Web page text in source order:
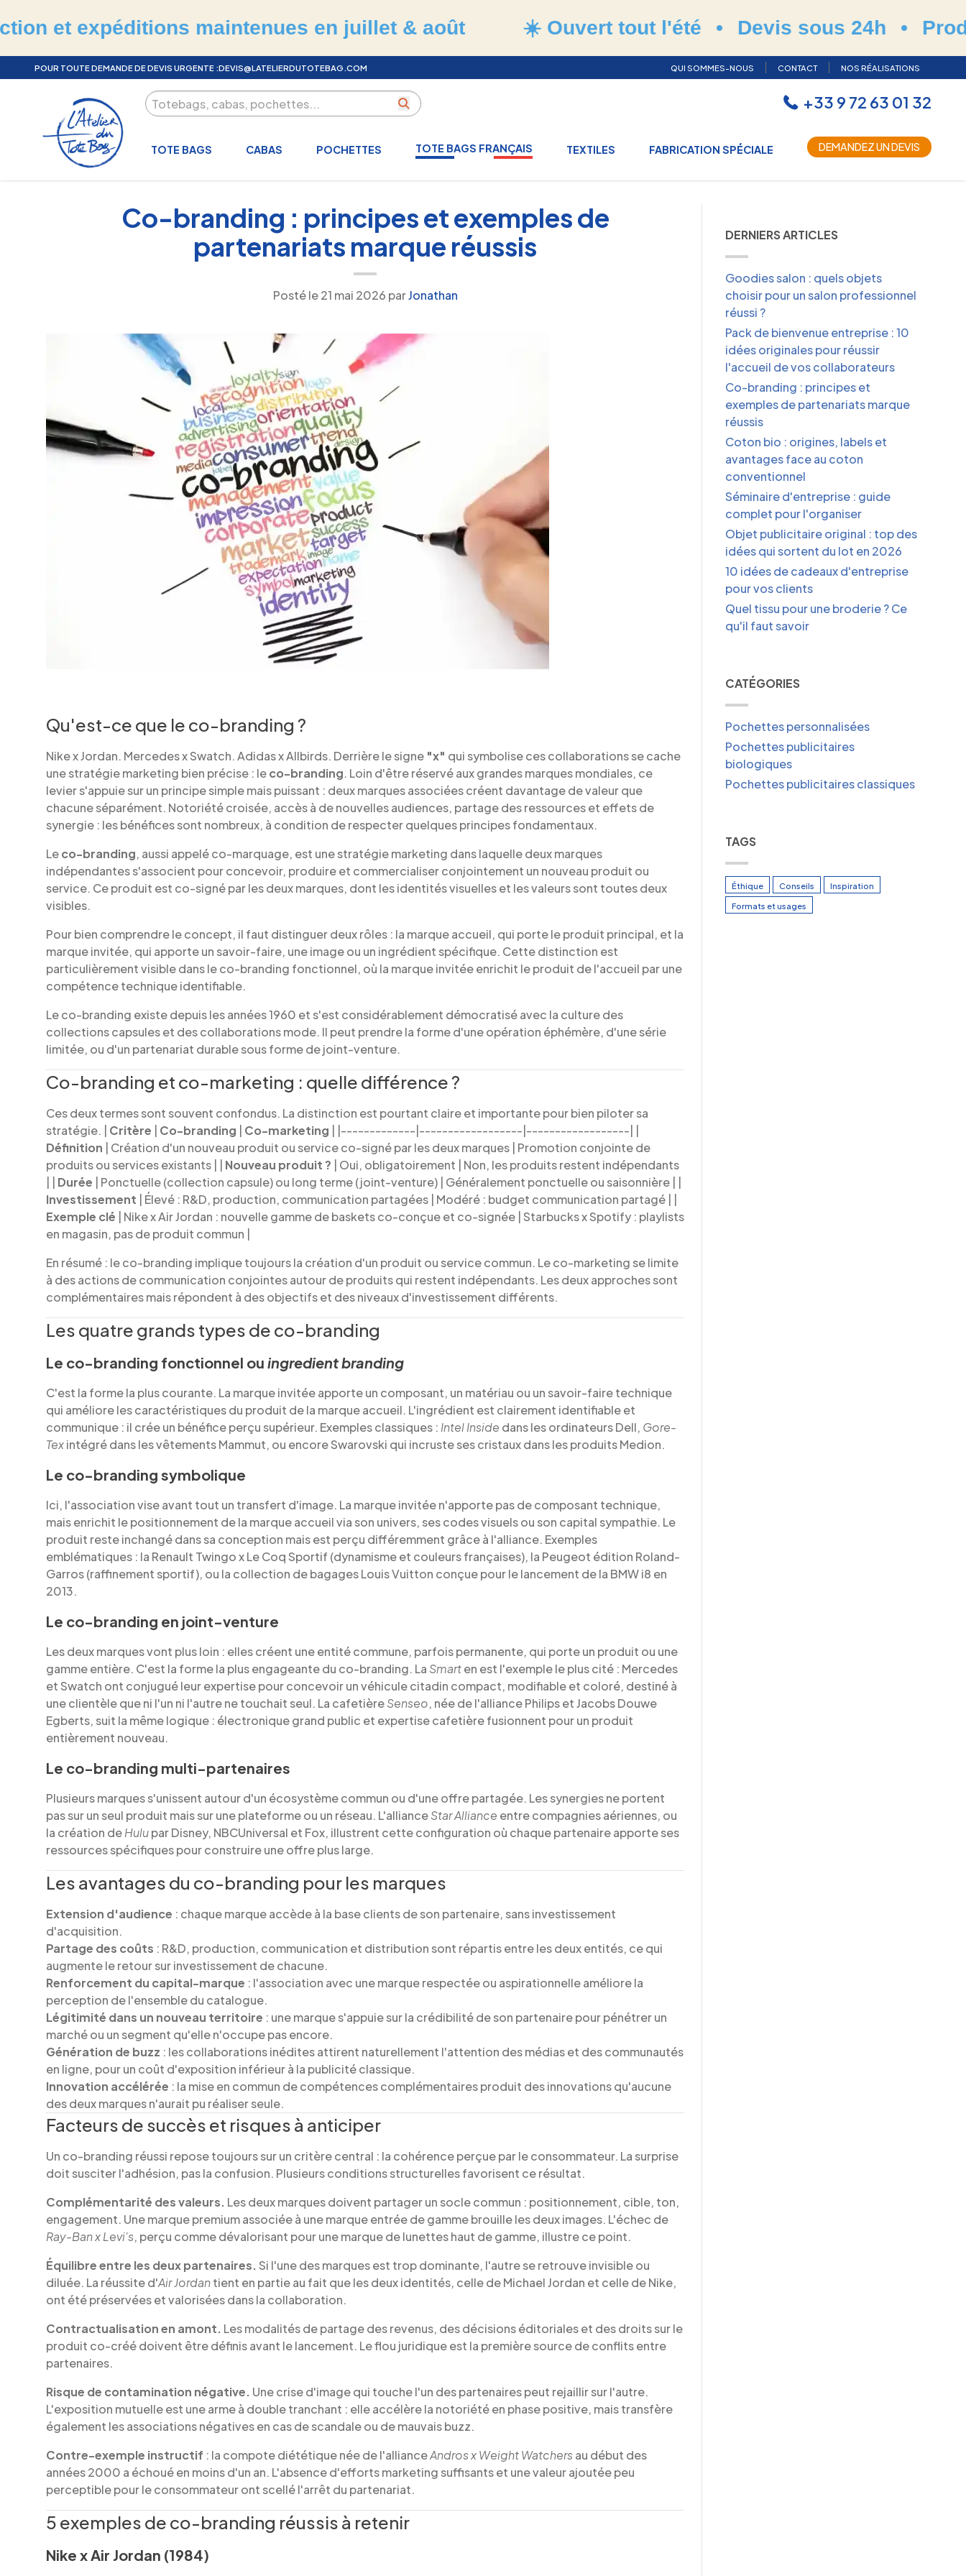
maintenues en juillet & août ☀️ Ouvert tout l'été • Devis sous 24h • Production et
POUR TOUTE DEMANDE DE DEVIS URGENTE :DEVIS@LATELIERDUTOTEBAG.COM QUI SOMMES-NOUS CONTACT NOS RÉALISATIONS
+33 9 72 63 01 32
TOTE BAGS CABAS POCHETTES TOTE BAGS FRANÇAIS TEXTILES FABRICATION SPÉCIALE DEMANDEZ UN DEVIS
Co-branding : principes et exemples de
partenariats marque réussis
Posté le 21 mai 2026 parJonathan
Qu'est-ce que le co-branding ?
Nike x Jordan. Mercedes x Swatch. Adidas x Allbirds. Derrière le signe "x" qui symbolise ces collaborations se cache
une stratégie marketing bien précise : leco-branding. Loin d'être réservé aux grandes marques mondiales, ce
levier s'appuie sur un principe simple mais puissant : deux marques associées créent davantage de valeur que
chacune séparément. Notoriété croisée, accès à de nouvelles audiences, partage des ressources et effets de
synergie : les bénéfices sont nombreux, à condition de respecter quelques principes fondamentaux.
Leco-branding, aussi appelé co-marquage, est une stratégie marketing dans laquelle deux marques
indépendantes s'associent pour concevoir, produire et commercialiser conjointement un nouveau produit ou
service. Ce produit est co-signé par les deux marques, dont les identités visuelles et les valeurs sont toutes deux
visibles.
Pour bien comprendre le concept, il faut distinguer deux rôles : la marque accueil, qui porte le produit principal, et la
marque invitée, qui apporte un savoir-faire, une image ou un ingrédient spécifique. Cette distinction est
particulièrement visible dans le co-branding fonctionnel, où la marque invitée enrichit le produit de l'accueil par une
compétence technique identifiable.
Le co-branding existe depuis les années 1960 et s'est considérablement démocratisé avec la culture des
collections capsules et des collaborations mode. Il peut prendre la forme d'une opération éphémère, d'une série
limitée, ou d'un partenariat durable sous forme de joint-venture.
Co-branding et co-marketing : quelle différence ?
Ces deux termes sont souvent confondus. La distinction est pourtant claire et importante pour bien piloter sa
stratégie. | Critère Co-branding Co-marketing | |-------------|------------------|------------------| |
Définition | Création d'un nouveau produit ou service co-signé par les deux marques | Promotion conjointe de
produits ou services existants | | Nouveau produit ? | Oui, obligatoirement | Non, les produits restent indépendants
Durée | Ponctuelle (collection capsule) ou long terme (joint-venture) | Généralement ponctuelle ou saisonnière | |
Investissement | Élevé : R&D, production, communication partagées | Modéré : budget communication partagé | |
Exemple clé | Nike x Air Jordan : nouvelle gamme de baskets co-conçue et co-signée | Starbucks x Spotify : playlists
en magasin, pas de produit commun |
En résumé : le co-branding implique toujours la création d'un produit ou service commun. Le co-marketing se limite
à des actions de communication conjointes autour de produits qui restent indépendants. Les deux approches sont
complémentaires mais répondent à des objectifs et des niveaux d'investissement différents.
Les quatre grands types de co-branding
Le co-branding fonctionnel ou ingredient branding
C'est la forme la plus courante. La marque invitée apporte un composant, un matériau ou un savoir-faire technique
qui améliore les caractéristiques du produit de la marque accueil. L'ingrédient est clairement identifiable et
communique : il crée un bénéfice perçu supérieur. Exemples classiques : Intel Inside dans les ordinateurs Dell, Gore-
Texintégré dans les vêtements Mammut, ou encore Swarovski qui incruste ses cristaux dans les produits Medion.
Le co-branding symbolique
Ici, l'association vise avant tout un transfert d'image. La marque invitée n'apporte pas de composant technique,
mais enrichit le positionnement de la marque accueil via son univers, ses codes visuels ou son capital sympathie. Le
produit reste inchangé dans sa conception mais est perçu différemment grâce à l'alliance. Exemples
emblématiques : la Renault Twingo x Le Coq Sportif (dynamisme et couleurs françaises), la Peugeot édition Roland-
Garros (raffinement sportif), ou la collection de bagages Louis Vuitton conçue pour le lancement de la BMW i8 en
2013.
Le co-branding en joint-venture
Les deux marques vont plus loin : elles créent une entité commune, parfois permanente, qui porte un produit ou une
gamme entière. C'est la forme la plus engageante du co-branding. La Smarten est l'exemple le plus cité : Mercedes
et Swatch ont conjugué leur expertise pour concevoir un véhicule citadin compact, modifiable et coloré, destiné à
une clientèle que ni l'un ni l'autre ne touchait seul. La cafetièreSenseo, née de l'alliance Philips et Jacobs Douwe
Egberts, suit la même logique : électronique grand public et expertise cafetière fusionnent pour un produit
entièrement nouveau.
Le co-branding multi-partenaires
Plusieurs marques s'unissent autour d'un écosystème commun ou d'une offre partagée. Les synergies ne portent
pas sur un seul produit mais sur une plateforme ou un réseau. L'allianceStar Alliance entre compagnies aériennes, ou
la création deHulupar Disney, NBCUniversal et Fox, illustrent cette configuration où chaque partenaire apporte ses
ressources spécifiques pour construire une offre plus large.
Les avantages du co-branding pour les marques
Extension d'audience : chaque marque accède à la base clients de son partenaire, sans investissement
d'acquisition.
Partage des coûts : R&D, production, communication et distribution sont répartis entre les deux entités, ce qui
augmente le retour sur investissement de chacune.
Renforcement du capital-marque : l'association avec une marque respectée ou aspirationnelle améliore la
perception de l'ensemble du catalogue.
Légitimité dans un nouveau territoire : une marque s'appuie sur la crédibilité de son partenaire pour pénétrer un
marché ou un segment qu'elle n'occupe pas encore.
Génération de buzz : les collaborations inédites attirent naturellement l'attention des médias et des communautés
en ligne, pour un coût d'exposition inférieur à la publicité classique.
Innovation accélérée : la mise en commun de compétences complémentaires produit des innovations qu'aucune
des deux marques n'aurait pu réaliser seule.
Facteurs de succès et risques à anticiper
Un co-branding réussi repose toujours sur un critère central : la cohérence perçue par le consommateur. La surprise
doit susciter l'adhésion, pas la confusion. Plusieurs conditions structurelles favorisent ce résultat.
Complémentarité des valeurs. Les deux marques doivent partager un socle commun : positionnement, cible, ton,
engagement. Une marque premium associée à une marque entrée de gamme brouille les deux images. L'échec de
Ray-Ban x Levi's, perçu comme dévalorisant pour une marque de lunettes haut de gamme, illustre ce point.
Équilibre entre les deux partenaires. Si l'une des marques est trop dominante, l'autre se retrouve invisible ou
diluée. La réussite d'Air Jordantient en partie au fait que les deux identités, celle de Michael Jordan et celle de Nike,
ont été préservées et valorisées dans la collaboration.
Contractualisation en amont. Les modalités de partage des revenus, des décisions éditoriales et des droits sur le
produit co-créé doivent être définis avant le lancement. Le flou juridique est la première source de conflits entre
partenaires.
Risque de contamination négative. Une crise d'image qui touche l'un des partenaires peut rejaillir sur l'autre.
L'exposition mutuelle est une arme à double tranchant : elle accélère la notoriété en phase positive, mais transfère
également les associations négatives en cas de scandale ou de mauvais buzz.
Contre-exemple instructif : la compote diététique née de l'allianceAndros x Weight Watchers au début des
années 2000 a échoué en moins d'un an. L'absence d'efforts marketing suffisants et une valeur ajoutée peu
perceptible pour le consommateur ont scellé l'arrêt du partenariat.
5 exemples de co-branding réussis à retenir
Nike x Air Jordan (1984)
DERNIERS ARTICLES
Goodies salon : quels objets
choisir pour un salon professionnel
réussi ?
Pack de bienvenue entreprise : 10
idées originales pour réussir
l'accueil de vos collaborateurs
Co-branding : principes et
exemples de partenariats marque
réussis
Coton bio : origines, labels et
avantages face au coton
conventionnel
Séminaire d'entreprise : guide
complet pour l'organiser
Objet publicitaire original : top des
idées qui sortent du lot en 2026
10 idées de cadeaux d'entreprise
pour vos clients
Quel tissu pour une broderie ? Ce
qu'il faut savoir
CATÉGORIES
Pochettes personnalisées
Pochettes publicitaires
biologiques
Pochettes publicitaires classiques
TAGS
Éthique Conseils
Inspiration
Formats et usages